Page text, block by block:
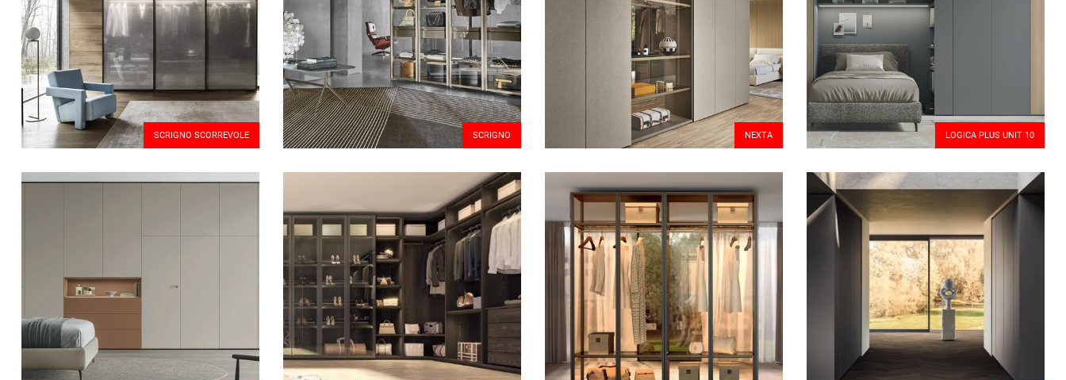
SCRIGNO SCORREVOLE SCRIGNO NEXTA LOGICA PLUS UNIT 10